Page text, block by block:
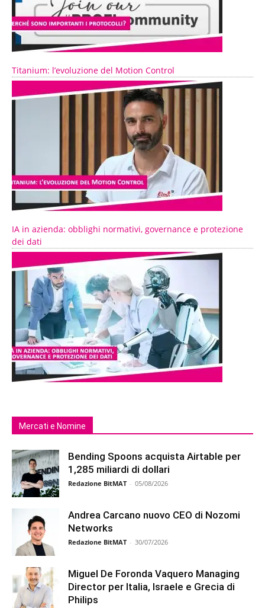
Titanium: l’evoluzione del Motion Control
IA in azienda: obblighi normativi, governance e protezione
dei dati
Mercati e Nomine
Bending Spoons acquista Airtable per
1,285 miliardi di dollari
Redazione BitMAT - 05/08/2026
Andrea Carcano nuovo CEO di Nozomi
Networks
Redazione BitMAT - 30/07/2026
Miguel De Foronda Vaquero Managing
Director per Italia, Israele e Grecia di
Philips